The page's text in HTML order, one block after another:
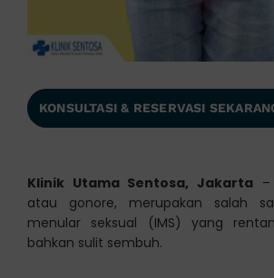
KONSULTASI & RESERVASI
Klinik Utama Sentosa, Jakarta –
atau gonore, merupakan salah
menular seksual (IMS) yang
bahkan sulit sembuh.